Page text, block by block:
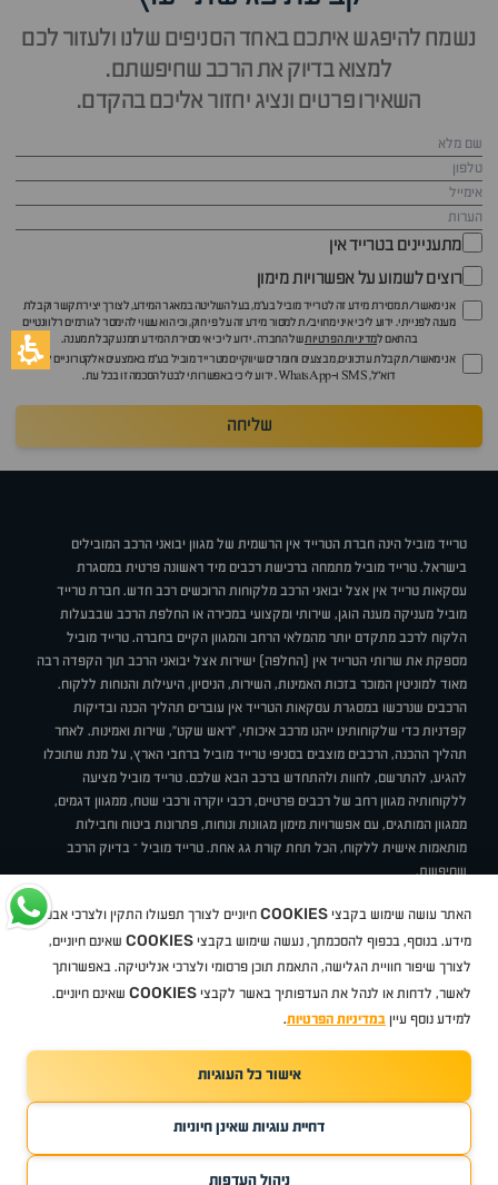
נשמח להיפגש איתכם באחד הסניפים שלנו ולעזור לכם
למצוא בדיוק את הרכב שחיפשתם.
השאירו פרטים ונציג יחזור אליכם בהקדם.
מתעניינים בטרייד אין
רוצים לשמוע על אפשרויות מימון
אני מאשר/ת מסירת מידע זה לטרייד מוביל בע"מ, בעל השליטה במאגר המידע, לצורך יצירת קשר וקבלת
מענה לפנייתי. ידוע לי כי איני מחויב/ת למסור מידע זה על פי חוק, וכי הוא עשוי להימסר לגורמים רלוונטיים
בהתאם למדיניות הפרטיותשל החברה. ידוע לי כי אי מסירת המידע תמנע קבלת מענה.
אני מאשר/ת קבלת עדכונים, מבצעים וחומרים שיווקיים מטרייד מוביל בע"מ באמצעים אלקטרוניים לרבות
דוא״ל, SMS ו-WhatsApp. ידוע לי כי באפשרותי לבטל הסכמה זו בכל עת.
שליחה
טרייד מוביל הינה חברת הטרייד אין הרשמית של מגוון יבואני הרכב המובילים
בישראל. טרייד מוביל מתמחה ברכישת רכבים מיד ראשונה פרטית במסגרת
עסקאות טרייד אין אצל יבואני הרכב מלקוחות הרוכשים רכב חדש. חברת טרייד
מוביל מעניקה מענה הוגן, שירותי ומקצועי במכירה או החלפת הרכב שבבעלות
הלקוח לרכב מתקדם יותר מהמלאי הרחב והמגוון הקיים בחברה. טרייד מוביל
מספקת את שרותי הטרייד אין (החלפה) ישירות אצל יבואני הרכב תוך הקפדה רבה
מאוד למוניטין המוכר בזכות האמינות, השירות, הניסיון, היעילות והנוחות ללקוח.
הרכבים שנרכשו במסגרת עסקאות הטרייד אין עוברים תהליך הכנה ובדיקות
קפדניות כדי שלקוחותינו ייהנו מרכב איכותי, "ראש שקט", שירות ואמינות. לאחר
תהליך ההכנה, הרכבים מוצבים בסניפי טרייד מוביל ברחבי הארץ, על מנת שתוכלו
להגיע, להתרשם, לחוות ולהתחדש ברכב הבא שלכם. טרייד מוביל מציעה
ללקוחותיה מגוון רחב של רכבים פרטיים, רכבי יוקרה ורכבי שטח, ממגוון דגמים,
ממגוון המותגים, עם אפשרויות מימון מגוונות ונוחות, פתרונות ביטוח וחבילות
מותאמות אישית ללקוח, הכל תחת קורת גג אחת. טרייד מוביל – בדיוק הרכב
שחיפשת.
תקנוןBUY BACKמבצעיםמגזין טרייד מובילאיך זה עובד? דרושים
ניהול העדפות עוגיות
סיטרואן אופלפיג'וMG
Geelyמזדהבי ווי דיצ'רי טסלהניסאןטויוטהדאצ'יהפולקסווגןטסלה
ב מ וולקסוסאאודיסקודהיונדאירנושברולט
TradeMobile instagram
TradeMobile facebook
כל הזכויות שמורות טרייד מוביל2026
האתר עושה שימוש בקבצי COOKIES חיוניים לצורך תפעולו התקין ולצרכי אבטחת
מידע. בנוסף, בכפוף להסכמתך, נעשה שימוש בקבצי COOKIES שאינם חיוניים,
לצורך שיפור חוויית הגלישה, התאמת תוכן פרסומי ולצרכי אנליטיקה. באפשרותך
לאשר, לדחות או לנהל את העדפותיך באשר לקבצי COOKIES שאינם חיוניים.
למידע נוסף עיין במדיניות הפרטיות.
אישור כל העוגיות
דחיית עוגיות שאינן חיוניות
ניהול העדפות